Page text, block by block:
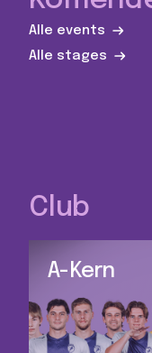
Alle events
Alle stages
Club
A-Kern